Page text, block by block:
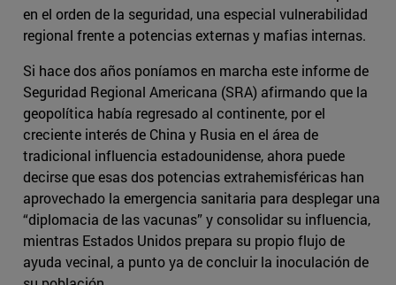
en el orden de la seguridad, una especial vulnerabilidad
regional frente a potencias externas y mafias internas.
Si hace dos años poníamos en marcha este informe de
Seguridad Regional Americana (SRA) afirmando que la
geopolítica había regresado al continente, por el
creciente interés de China y Rusia en el área de
tradicional influencia estadounidense, ahora puede
decirse que esas dos potencias extrahemisféricas han
aprovechado la emergencia sanitaria para desplegar una
“diplomacia de las vacunas” y consolidar su influencia,
mientras Estados Unidos prepara su propio flujo de
ayuda vecinal, a punto ya de concluir la inoculación de